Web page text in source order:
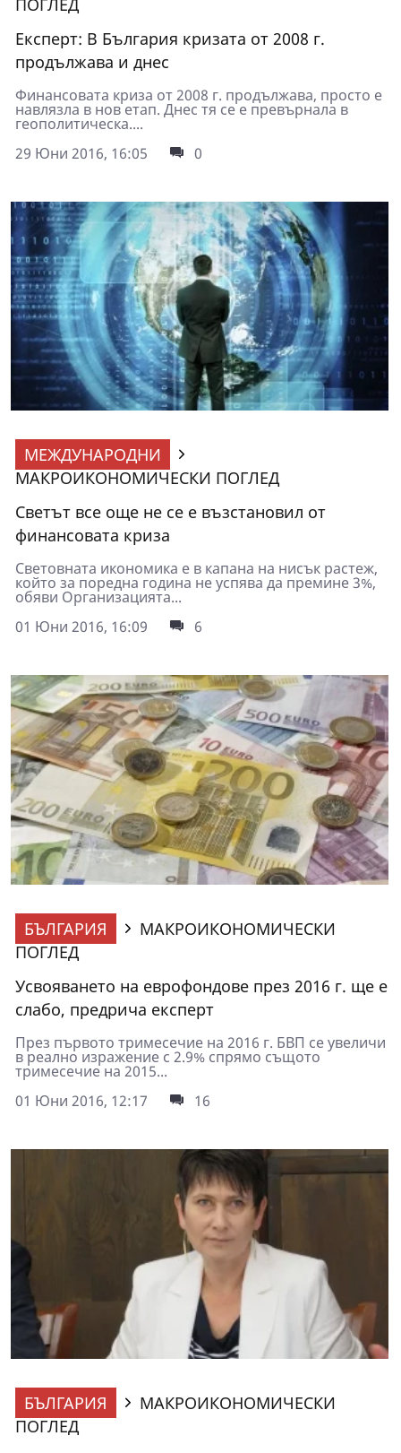
Експерт: В България кризата от 2008 г.
продължава и днес
Финансовата криза от 2008 г. продължава, просто е
навлязла в нов етап. Днес тя се е превърнала в
геополитическа....
29 Юни 2016, 16:05
0
МЕЖДУНАРОДНИ
МАКРОИКОНОМИЧЕСКИ ПОГЛЕД
Светът все още не се е възстановил от
финансовата криза
Световната икономика е в капана на нисък растеж,
който за поредна година не успява да премине 3%,
обяви Организацията...
01 Юни 2016, 16:09
6
БЪЛГАРИЯ
МАКРОИКОНОМИЧЕСКИ
ПОГЛЕД
Усвояването на еврофондове през 2016 г. ще е
слабо, предрича експерт
През първото тримесечие на 2016 г. БВП се увеличи
в реално изражение с 2.9% спрямо същото
тримесечие на 2015...
01 Юни 2016, 12:17
16
БЪЛГАРИЯ
МАКРОИКОНОМИЧЕСКИ
ПОГЛЕД